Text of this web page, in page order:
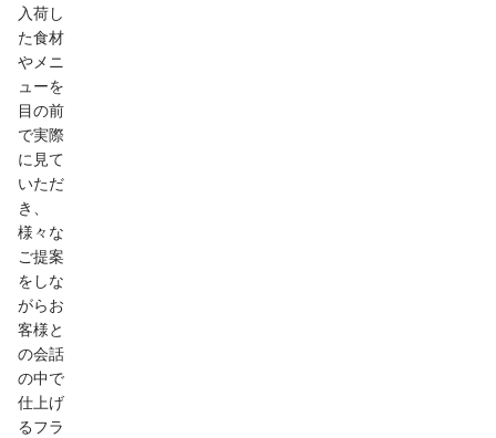
入荷し
た食材
やメニ
ューを
目の前
で実際
に見て
いただ
き、
様々な
ご提案
をしな
がらお
客様と
の会話
の中で
仕上げ
るフラ